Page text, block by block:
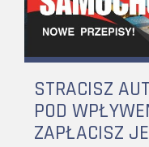
STRACISZ
POD
ZAPŁACISZ